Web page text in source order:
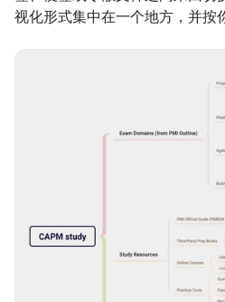
视化形式集中在一个地方，并按